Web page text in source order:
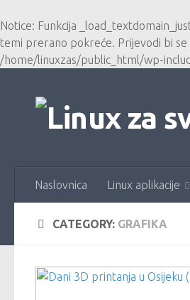
Notice: Funkcija
temi prerano pokreće. Prijevodi bi se
/home/linuxzas/public_html/wp-
Skip to content
Naslovnica Linux aplikacije
CATEGORY: GRAFIKA